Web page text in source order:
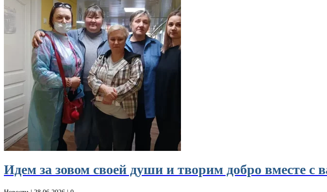
Идем за зовом своей души и творим добро вместе с